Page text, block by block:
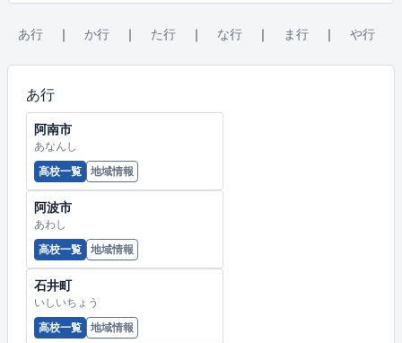
あ行 ｜ か行 ｜ た行 ｜ な行 ｜ ま行 ｜ や行
あ行
阿南市
あなんし
高校一覧
地域情報
阿波市
あわし
高校一覧
地域情報
石井町
いしいちょう
高校一覧
地域情報